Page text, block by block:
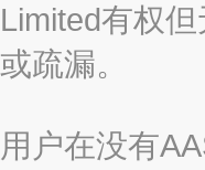
Limited有权
或疏漏。
用户在没有